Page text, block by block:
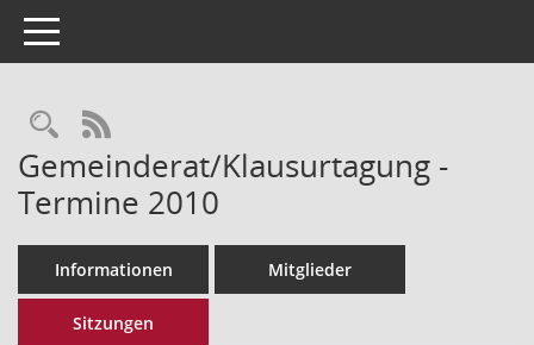
Toggle navigation
Rechercheauswahl
RSS-Feed
Gemeinderat/Klausurtagung -
Termine 2010
Informationen Mitglieder
Sitzungen